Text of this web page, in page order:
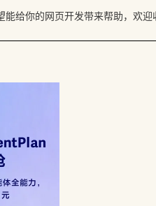
给你的网页开发带来帮助，欢迎